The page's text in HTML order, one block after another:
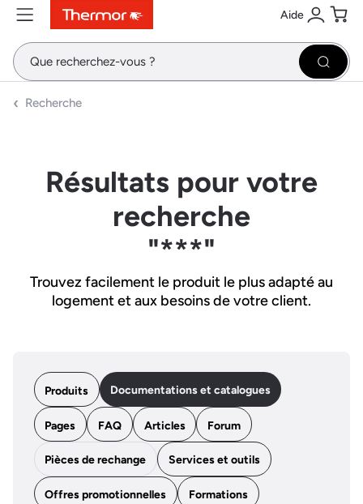
ContenuMenuRecherche Aide
Se
Recherche
Résultats pour votre
recherche
"***"
Trouvez facilement le produit le plus adapté au
logement et aux besoins de votre client.
Produits Documentations et catalogues
Pages FAQ Articles Forum
Pièces de rechange Services et outils
Offres promotionnelles Formations